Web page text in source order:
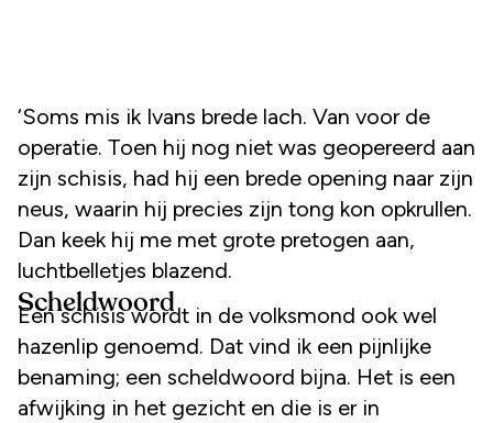
‘Soms mis ik Ivans brede lach. Van voor de
operatie. Toen hij nog niet was geopereerd aan
zijn schisis, had hij een brede opening naar zijn
neus, waarin hij precies zijn tong kon opkrullen.
Dan keek hij me met grote pretogen aan,
luchtbelletjes blazend.
Scheldwoord
Een schisis wordt in de volksmond ook wel
hazenlip genoemd. Dat vind ik een pijnlijke
benaming; een scheldwoord bijna. Het is een
afwijking in het gezicht en die is er in